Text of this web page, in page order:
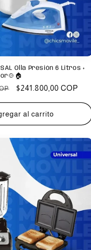
Olla Presión 6 Litros +
Precio
oferta
$241.800,00 COP
al carrito